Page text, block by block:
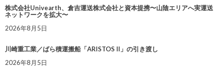
株式会社Univearth、倉吉運送株式会社と資本提携〜山陰エリアへ実運送
ネットワークを拡大〜
2026年8月5日
川崎重工業／ばら積運搬船「ARISTOS II」の引き渡し
2026年8月5日